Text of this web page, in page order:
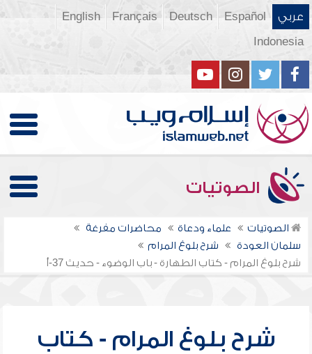
عربي Español
Deutsch
Français
English
Indonesia
الصوتيات
الصوتيات علماء ودعاة
محاضرات مفرغة
سلمان العودة
شرح بلوغ المرام
شرح بلوغ المرام - كتاب الطهارة - باب الوضوء - حديث 37-أ
شرح بلوغ المرام - كتاب